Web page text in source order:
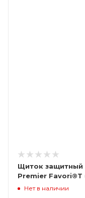
Щиток защитный
Premier Favori®T
Нет в наличии